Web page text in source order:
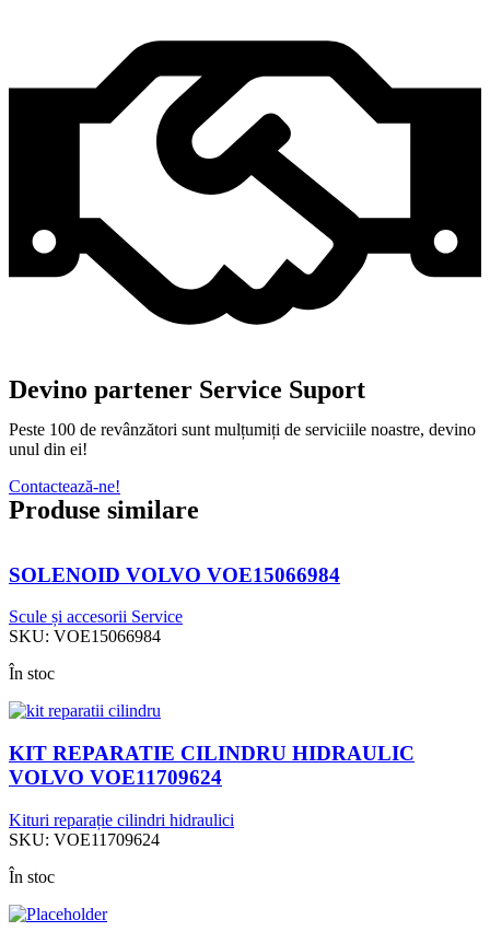
Devino partener Service Suport
Peste 100 de revânzători sunt mulțumiți de serviciile noastre, devino
unul din ei!
Contactează-ne!
Produse similare
SOLENOID VOLVO VOE15066984
Scule și accesorii Service
SKU: VOE15066984
În stoc
KIT REPARATIE CILINDRU HIDRAULIC
VOLVO VOE11709624
Kituri reparație cilindri hidraulici
SKU: VOE11709624
În stoc